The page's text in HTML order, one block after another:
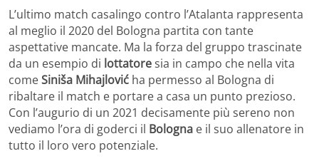
L’ultimo match casalingo contro l’Atalanta rappresenta
al meglio il 2020 del Bologna partita con tante
aspettative mancate. Ma la forza del gruppo trascinate
da un esempio di lottatoresia in campo che nella vita
comeSiniša Mihajlović ha permesso al Bologna di
ribaltare il match e portare a casa un punto prezioso.
Con l’augurio di un 2021 decisamente più sereno non
vediamo l’ora di goderci il Bologna e il suo allenatore in
tutto il loro vero potenziale.